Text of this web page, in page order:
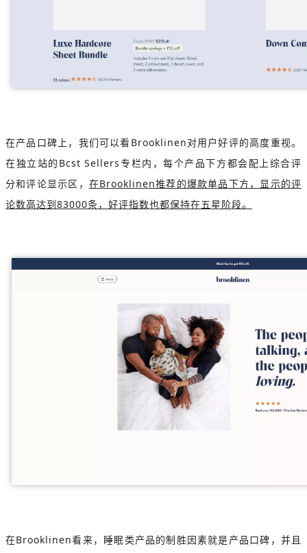
在产品口碑上，我们可以看Brooklinen对用户好评的高度重视。
在独立站的Bcst Sellers专栏内，每个产品下方都会配上综合评
分和评论显示区， 在Brooklinen推荐的爆款单品下方，显示的评
论数高达到83000条，好评指数也都保持在五星阶段。
在Brooklinen看来，睡眠类产品的制胜因素就是产品口碑，并且